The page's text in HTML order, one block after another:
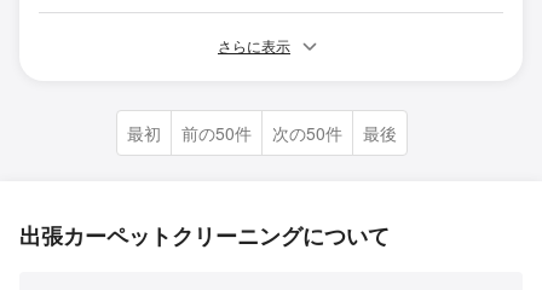
さらに表示
最初 前の50件 次の50件 最後
出張カーペットクリーニングについて